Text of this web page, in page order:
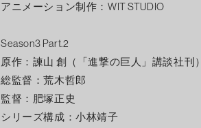
アニメーション制作：WIT STUDIO
Season3 Part.2
原作：諫山 創（「進撃の巨人」講談社刊）
総監督：荒木哲郎
監督：肥塚正史
シリーズ構成：小林靖子